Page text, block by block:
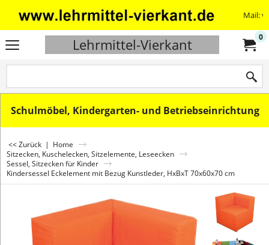
Mail:
Lehrmittel-Vierkant 0
Schulmöbel, Kindergarten- und Betriebseinrichtung
<< Zurück | Home
Sitzecken, Kuschelecken, Sitzelemente, Leseecken
Sessel, Sitzecken für Kinder
Kindersessel Eckelement mit Bezug Kunstleder, HxBxT 70x60x70 cm